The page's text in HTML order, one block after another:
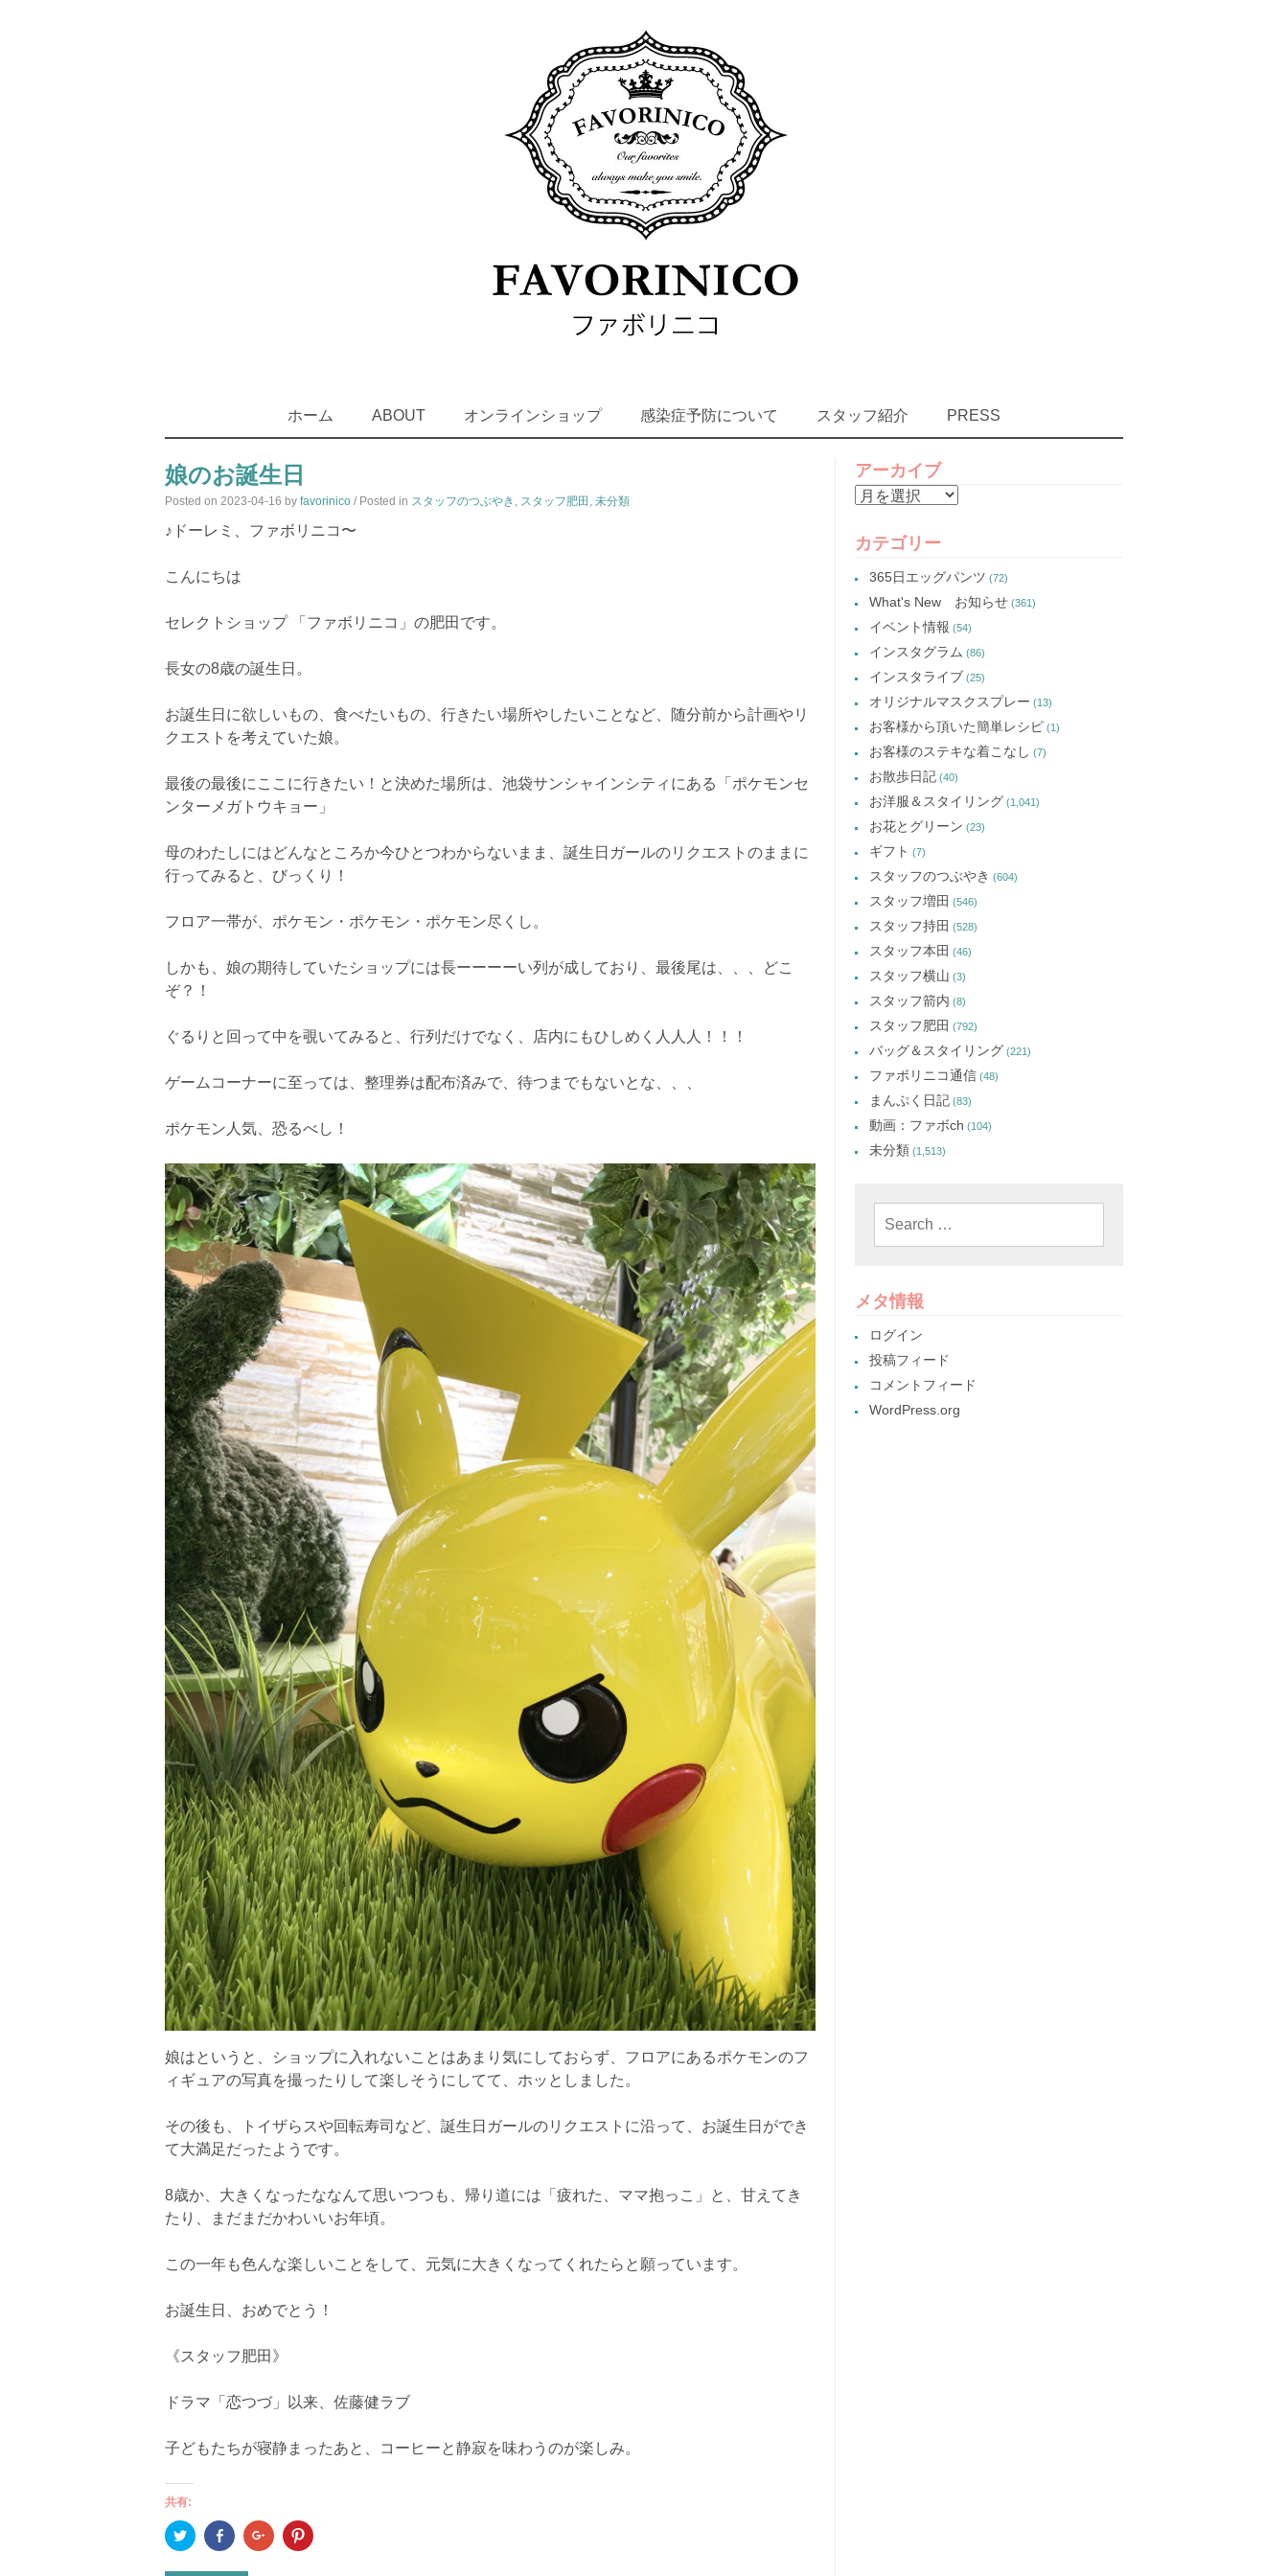
SKIP
TO
ホーム ABOUT オンラインショップ 感染症予防について スタッフ紹介 PRESS
娘のお誕生日
Posted on 2023-04-16 by favorinico / Posted in スタッフのつぶやき , スタッフ肥田 , 未分類
♪ドーレミ、ファボリニコ〜
こんにちは
セレクトショップ 「ファボリニコ」の肥田です。
長女の8歳の誕生日。
お誕生日に欲しいもの、食べたいもの、行きたい場所やしたいことなど、随分前から計画やリ
クエストを考えていた娘。
最後の最後にここに行きたい！と決めた場所は、池袋サンシャインシティにある「ポケモンセ
ンターメガトウキョー」
母のわたしにはどんなところか今ひとつわからないまま、誕生日ガールのリクエストのままに
行ってみると、びっくり！
フロア一帯が、ポケモン・ポケモン・ポケモン尽くし。
しかも、娘の期待していたショップには長ーーーーい列が成しており、最後尾は、、、どこ
ぞ？！
ぐるりと回って中を覗いてみると、行列だけでなく、店内にもひしめく人人人！！！
ゲームコーナーに至っては、整理券は配布済みで、待つまでもないとな、、、
ポケモン人気、恐るべし！
娘はというと、ショップに入れないことはあまり気にしておらず、フロアにあるポケモンのフ
ィギュアの写真を撮ったりして楽しそうにしてて、ホッとしました。
その後も、トイザらスや回転寿司など、誕生日ガールのリクエストに沿って、お誕生日ができ
て大満足だったようです。
8歳か、大きくなったななんて思いつつも、帰り道には「疲れた、ママ抱っこ」と、甘えてき
たり、まだまだかわいいお年頃。
この一年も色んな楽しいことをして、元気に大きくなってくれたらと願っています。
お誕生日、おめでとう！
《スタッフ肥田》
ドラマ「恋つづ」以来、佐藤健ラブ
子どもたちが寝静まったあと、コーヒーと静寂を味わうのが楽しみ。
共有:
ク
リ
ク
Facebook
で
有
ク
リ
ク
リ
アーカイブ
ア
カ
カテゴリー
365日エッグパンツ (72)
What's New お知らせ (361)
イベント情報 (54)
インスタグラム (86)
インスタライブ (25)
オリジナルマスクスプレー (13)
お客様から頂いた簡単レシピ (1)
お客様のステキな着こなし (7)
お散歩日記 (40)
お洋服＆スタイリング (1,041)
お花とグリーン (23)
ギフト (7)
スタッフのつぶやき (604)
スタッフ増田 (546)
スタッフ持田 (528)
スタッフ本田 (46)
スタッフ横山 (3)
スタッフ箭内 (8)
スタッフ肥田 (792)
バッグ＆スタイリング (221)
ファボリニコ通信 (48)
まんぷく日記 (83)
動画：ファボch (104)
未分類 (1,513)
メタ情報
ログイン
投稿フィード
コメントフィード
WordPress.org